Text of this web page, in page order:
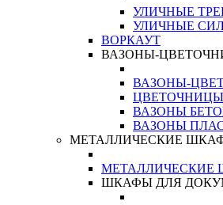
УЛИЧНЫЕ
УЛИЧНЫЕ
ВОРКАУТ
ВАЗОНЫ-
ВАЗОНЫ-
ВАЗОНЫ
ВАЗОНЫ
МЕТАЛЛИЧЕСКИЕ
МЕТАЛЛИЧЕСКИЕ
ШКАФЫ ДЛЯ